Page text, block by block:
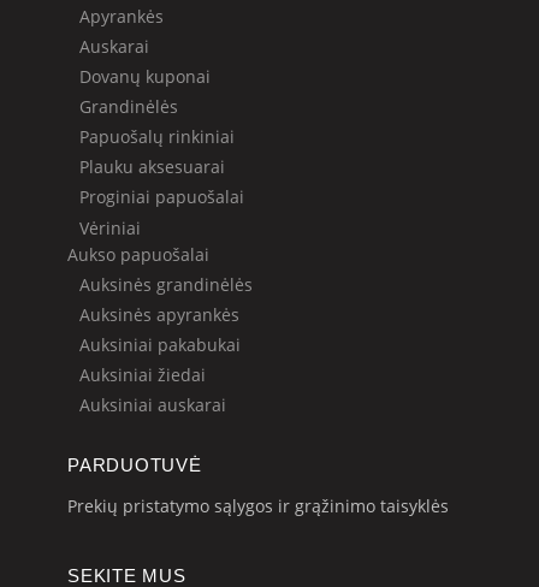
Apyrankės
Auskarai
Dovanų kuponai
Grandinėlės
Papuošalų rinkiniai
Plauku aksesuarai
Proginiai papuošalai
Vėriniai
Aukso papuošalai
Auksinės grandinėlės
Auksinės apyrankės
Auksiniai pakabukai
Auksiniai žiedai
Auksiniai auskarai
PARDUOTUVĖ
Prekių pristatymo sąlygos ir grąžinimo taisyklės
SEKITE MUS